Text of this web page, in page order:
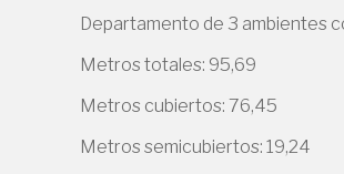
Departamento de 3 ambientes
Metros totales: 95,69
Metros cubiertos: 76,45
Metros semicubiertos: 19,24